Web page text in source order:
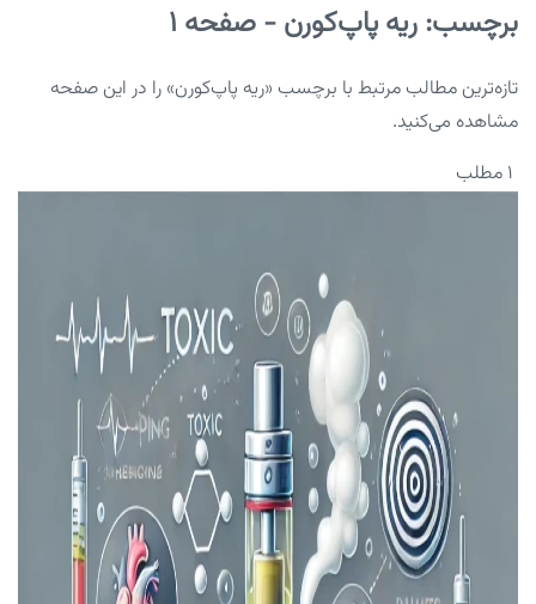
برچسب: ریه پاپ‌کورن - صفحه 1
تازه‌ترین مطالب مرتبط با برچسب «ریه پاپ‌کورن» را در این صفحه
مشاهده می‌کنید.
۱ مطلب